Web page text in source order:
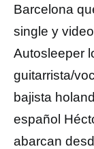
Barcelona
single y
Autosleeper
guitarrista/
bajista
español
abarcan